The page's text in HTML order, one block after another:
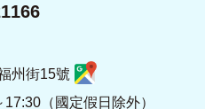
州街15號
（國定假日除外）